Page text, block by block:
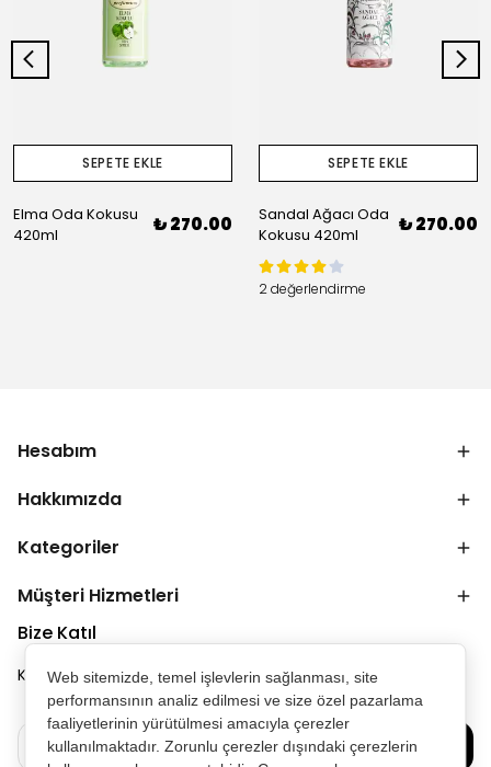
Web sitemizde, temel işlevlerin sağlanması, site
performansının analiz edilmesi ve size özel pazarlama
faaliyetlerinin yürütülmesi amacıyla çerezler
kullanılmaktadır. Zorunlu çerezler dışındaki çerezlerin
SEPETE EKLE
Elma Oda Kokusu
420ml
₺ 270.00
SEPETE EKLE
Sandal Ağacı Oda
Kokusu 420ml
₺ 270.00
2 değerlendirme
Hesabım
Hakkımızda
Kategoriler
Müşteri Hizmetleri
Bize Katıl
Kampanya ve duyurulardan ilk senin haberin olsun.
Bize Katılın